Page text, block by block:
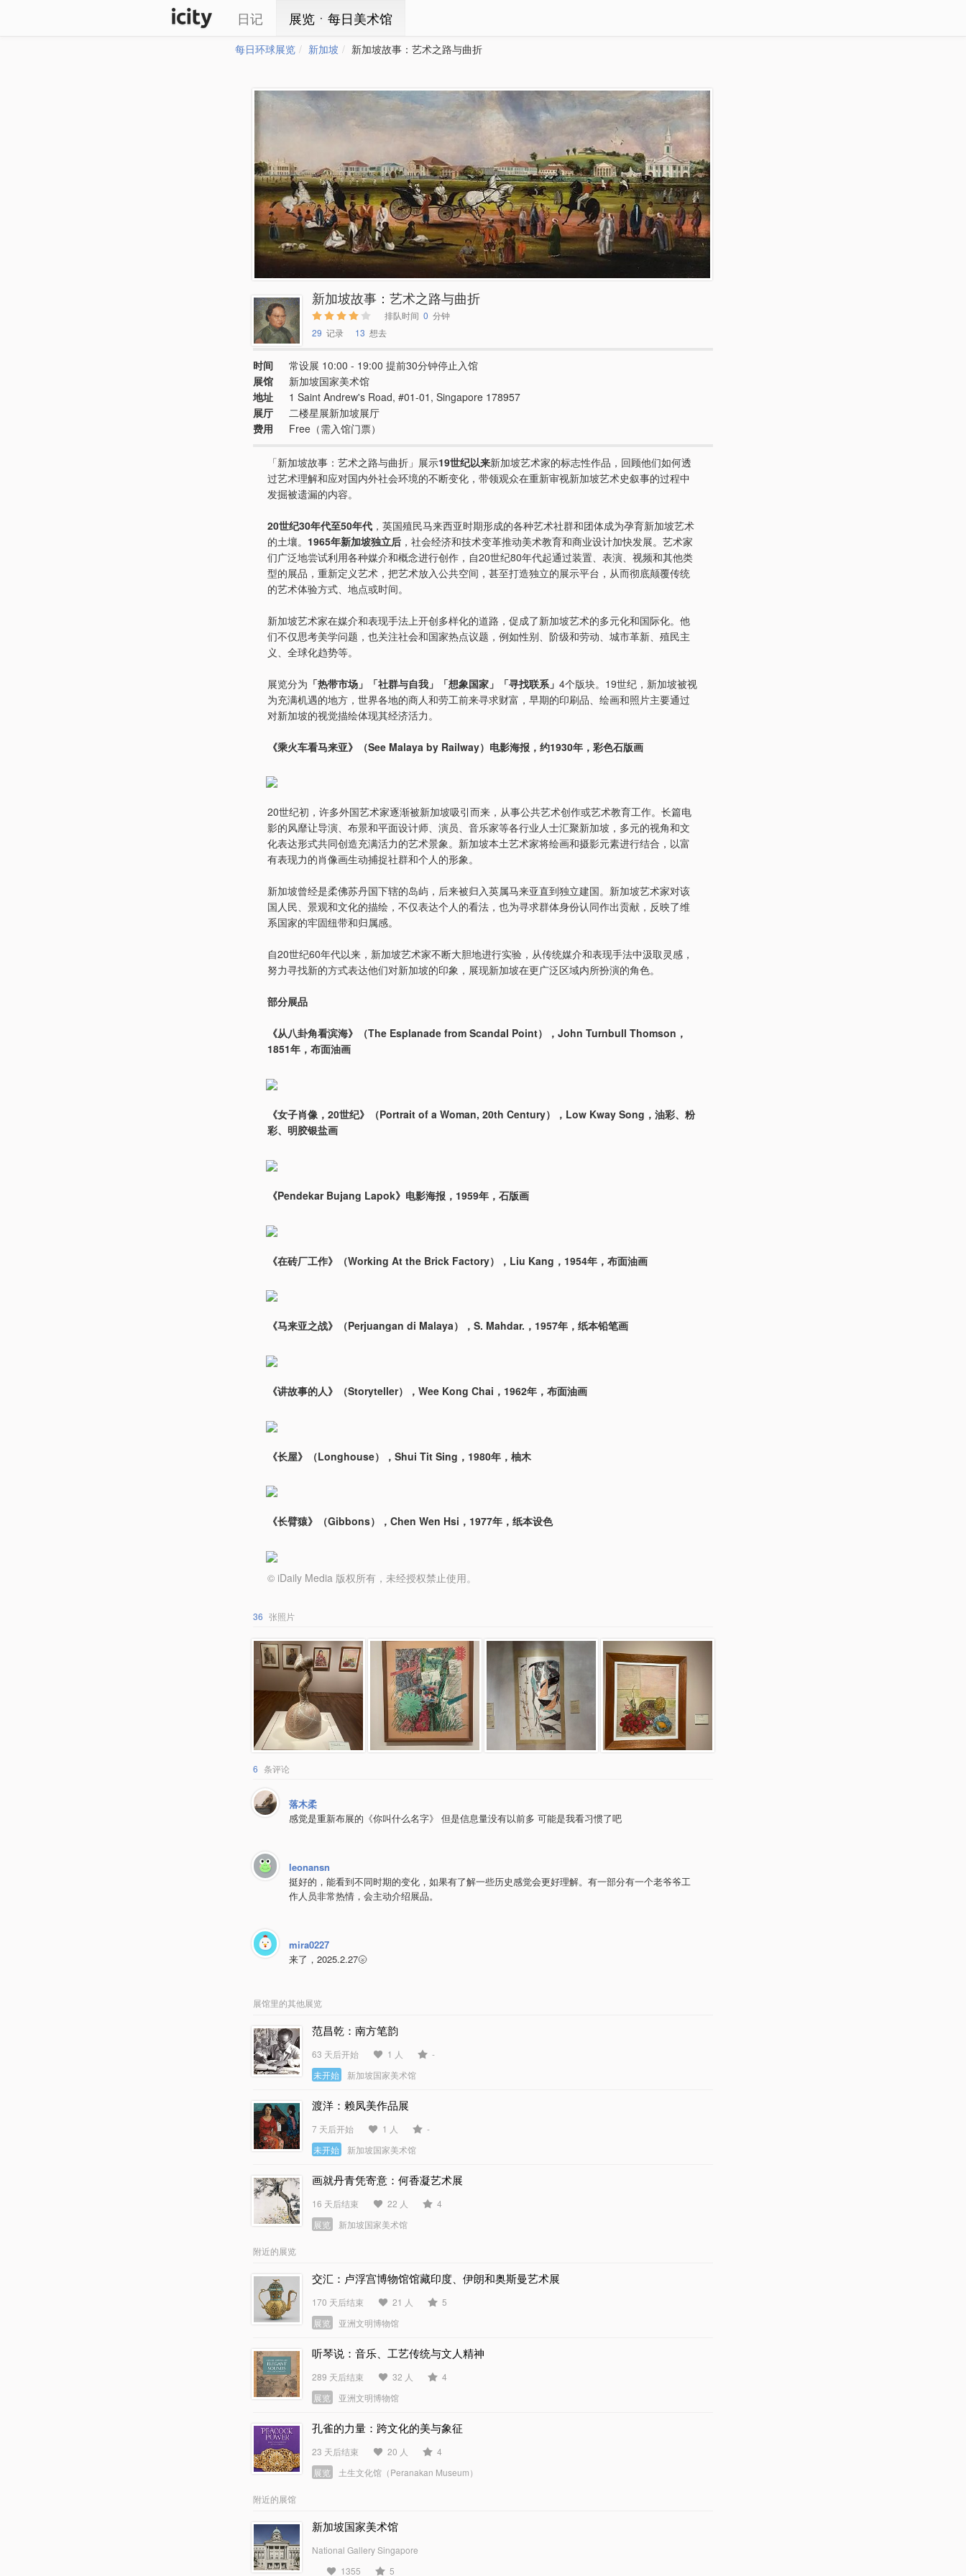
日记 展览ㆍ每日美术馆
每日环球展览 新加坡 新加坡故事：艺术之路与曲折
新加坡故事：艺术之路与曲折
排队时间 0 分钟
29 记录 13 想去
时间
常设展 10:00 - 19:00 提前30分钟停止入馆
展馆
新加坡国家美术馆
地址
1 Saint Andrew's Road, #01-01, Singapore 178957
展厅
二楼星展新加坡展厅
费用
Free（需入馆门票）
「新加坡故事：艺术之路与曲折」展示19世纪以来新加坡艺术家的标志性作品，回顾他们如何透
过艺术理解和应对国内外社会环境的不断变化，带领观众在重新审视新加坡艺术史叙事的过程中
发掘被遗漏的内容。
20世纪30年代至50年代 ，英国殖民马来西亚时期形成的各种艺术社群和团体成为孕育新加坡艺术
的土壤。 1965年新加坡独立后 ，社会经济和技术变革推动美术教育和商业设计加快发展。艺术家
们广泛地尝试利用各种媒介和概念进行创作，自20世纪80年代起通过装置、表演、视频和其他类
型的展品，重新定义艺术，把艺术放入公共空间，甚至打造独立的展示平台，从而彻底颠覆传统
的艺术体验方式、地点或时间。
新加坡艺术家在媒介和表现手法上开创多样化的道路，促成了新加坡艺术的多元化和国际化。他
们不仅思考美学问题，也关注社会和国家热点议题，例如性别、阶级和劳动、城市革新、殖民主
义、全球化趋势等。
展览分为 「热带市场」「社群与自我」「想象国家」「寻找联系」 4个版块。19世纪，新加坡被视
为充满机遇的地方，世界各地的商人和劳工前来寻求财富，早期的印刷品、绘画和照片主要通过
对新加坡的视觉描绘体现其经济活力。
《乘火车看马来亚》（See Malaya by Railway）电影海报，约1930年，彩色石版画
20世纪初，许多外国艺术家逐渐被新加坡吸引而来，从事公共艺术创作或艺术教育工作。长篇电
影的风靡让导演、布景和平面设计师、演员、音乐家等各行业人士汇聚新加坡，多元的视角和文
化表达形式共同创造充满活力的艺术景象。新加坡本土艺术家将绘画和摄影元素进行结合，以富
有表现力的肖像画生动捕捉社群和个人的形象。
新加坡曾经是柔佛苏丹国下辖的岛屿，后来被归入英属马来亚直到独立建国。新加坡艺术家对该
国人民、景观和文化的描绘，不仅表达个人的看法，也为寻求群体身份认同作出贡献，反映了维
系国家的牢固纽带和归属感。
自20世纪60年代以来，新加坡艺术家不断大胆地进行实验，从传统媒介和表现手法中汲取灵感，
努力寻找新的方式表达他们对新加坡的印象，展现新加坡在更广泛区域内所扮演的角色。
部分展品
《从八卦角看滨海》（The Esplanade from Scandal Point），John Turnbull Thomson，
1851年，布面油画
《女子肖像，20世纪》（Portrait of a Woman, 20th Century），Low Kway Song，油彩、粉
彩、明胶银盐画
《Pendekar Bujang Lapok》电影海报，1959年，石版画
《在砖厂工作》（Working At the Brick Factory），Liu Kang，1954年，布面油画
《马来亚之战》（Perjuangan di Malaya），S. Mahdar.，1957年，纸本铅笔画
《讲故事的人》（Storyteller），Wee Kong Chai，1962年，布面油画
《长屋》（Longhouse），Shui Tit Sing，1980年，柚木
《长臂猿》（Gibbons），Chen Wen Hsi，1977年，纸本设色
© iDaily Media 版权所有，未经授权禁止使用。
36 张照片
6 条评论
落木柔
感觉是重新布展的《你叫什么名字》 但是信息量没有以前多 可能是我看习惯了吧
leonansn
挺好的，能看到不同时期的变化，如果有了解一些历史感觉会更好理解。有一部分有一个老爷爷工
作人员非常热情，会主动介绍展品。
mira0227
来了，2025.2.27🌝
展馆里的其他展览
范昌乾：南方笔韵
63 天后开始 1 人
-
未开始
新加坡国家美术馆
渡洋：赖凤美作品展
7 天后开始 1 人
-
未开始
新加坡国家美术馆
画就丹青凭寄意：何香凝艺术展
16 天后结束 22 人
4
展览
新加坡国家美术馆
附近的展览
交汇：卢浮宫博物馆馆藏印度、伊朗和奥斯曼艺术展
170 天后结束 21 人
5
展览
亚洲文明博物馆
听琴说：音乐、工艺传统与文人精神
289 天后结束 32 人
4
展览
亚洲文明博物馆
孔雀的力量：跨文化的美与象征
23 天后结束 20 人
4
展览
土生文化馆（Peranakan Museum）
附近的展馆
新加坡国家美术馆
National Gallery Singapore
1355
5